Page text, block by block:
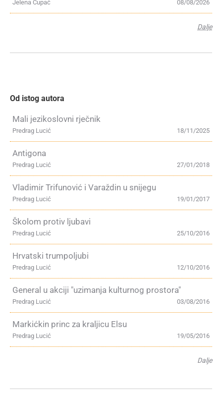
08/08/2026
Jelena Cupać
Dalje
Od istog autora
Mali jezikoslovni rječnik
18/11/2025
Predrag Lucić
Antigona
27/01/2018
Predrag Lucić
Vladimir Trifunović i Varaždin u snijegu
19/01/2017
Predrag Lucić
Školom protiv ljubavi
25/10/2016
Predrag Lucić
Hrvatski trumpoljubi
12/10/2016
Predrag Lucić
General u akciji "uzimanja kulturnog prostora"
03/08/2016
Predrag Lucić
Markićkin princ za kraljicu Elsu
19/05/2016
Predrag Lucić
Dalje